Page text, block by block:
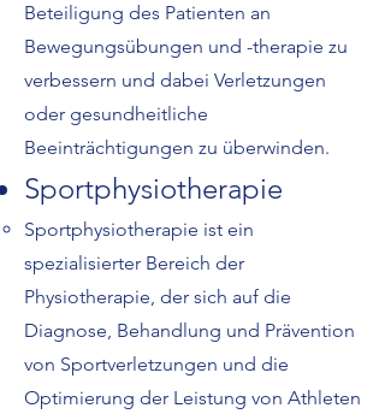
Beteiligung des Patienten an
Bewegungsübungen und -therapie zu
verbessern und dabei Verletzungen
oder gesundheitliche
Beeinträchtigungen zu überwinden.
Sportphysiotherapie
​Sportphysiotherapie ist ein
spezialisierter Bereich der
Physiotherapie, der sich auf die
Diagnose, Behandlung und Prävention
von Sportverletzungen und die
Optimierung der Leistung von Athleten